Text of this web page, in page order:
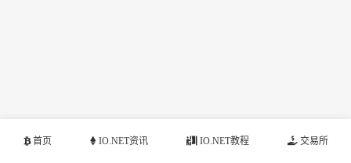
首页 IO.NET资讯 IO.NET教程 交易所